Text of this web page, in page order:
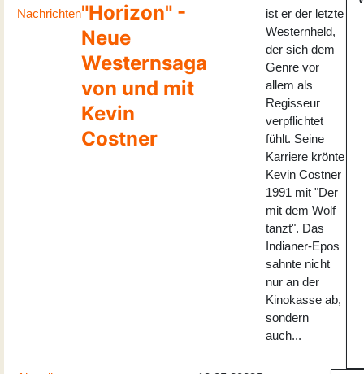
Nachrichten"Horizon" -
Neue
Westernsaga
von und mit
Kevin
Costner
ist er der letzte
Westernheld,
der sich dem
Genre vor
allem als
Regisseur
verpflichtet
fühlt. Seine
Karriere krönte
Kevin Costner
1991 mit "Der
mit dem Wolf
tanzt". Das
Indianer-Epos
sahnte nicht
nur an der
Kinokasse ab,
sondern
auch...